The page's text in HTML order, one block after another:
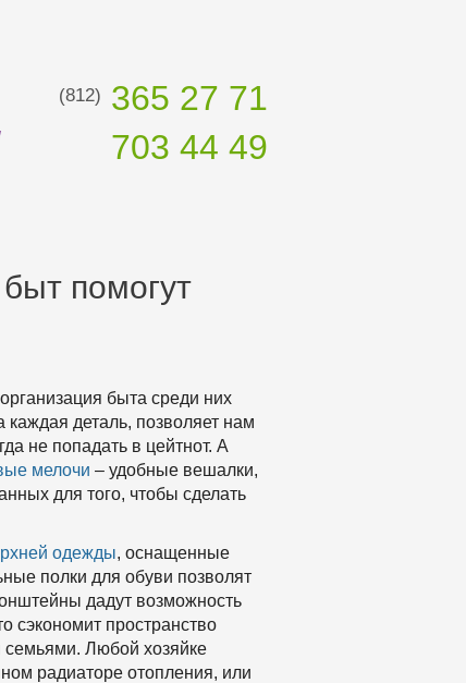
(812) 365 27 71
703 44 49
помогут
быта среди них
деталь, позволяет нам
не попадать в цейтнот. А
мелочи – удобные вешалки,
для того, чтобы сделать
одежды, оснащенные
полки для обуви позволят
дадут возможность
сэкономит пространство
семьями. Любой хозяйке
радиаторе отопления, или